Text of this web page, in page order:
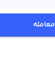
معامله